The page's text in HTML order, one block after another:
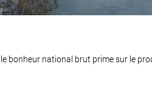
bonheur national brut prime sur le